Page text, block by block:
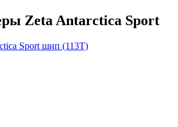
Zeta Antarctica Sport
Sport шип (113T)